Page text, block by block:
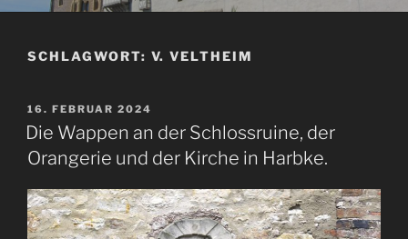
SCHLAGWORT: V. VELTHEIM
VERÖFFENTLICHT
AM
16. FEBRUAR 2024
Die Wappen an der Schlossruine, der
Orangerie und der Kirche in Harbke.